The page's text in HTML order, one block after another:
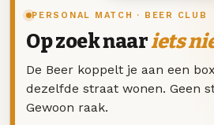
PERSONAL MATCH · BEER CLUB
Op zoek naariets
De Beer koppelt je aan een
dezelfde straat wonen. Geen
Gewoon raak.